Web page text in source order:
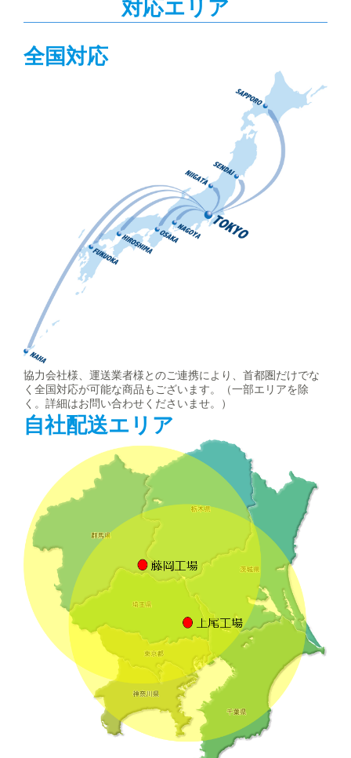
対応エリア
全国対応
協力会社様、運送業者様とのご連携により、首都圏だけでな
く全国対応が可能な商品もございます。（一部エリアを除
く。詳細はお問い合わせくださいませ。）
自社配送エリア